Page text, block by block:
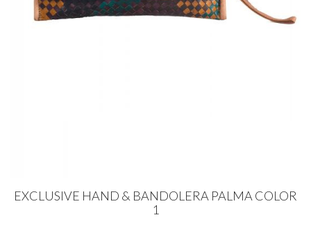
EXCLUSIVE HAND & BANDOLERA PALMA COLOR
1